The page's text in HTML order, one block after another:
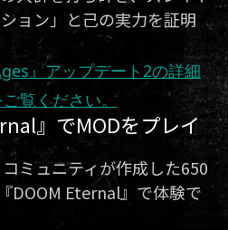
ョン」と己の実力を証明
』アップデート2の詳細
覧ください。
』でMODをプレイ
ミュニティが作成した650
DOOM Eternal』で体験で